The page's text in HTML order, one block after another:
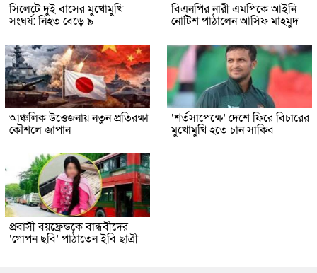
সিলেটে দুই বাসের মুখোমুখি
সংঘর্ষ: নিহত বেড়ে ৯
বিএনপির নারী এমপিকে আইনি
নোটিশ পাঠালেন আসিফ মাহমুদ
আঞ্চলিক উত্তেজনায় নতুন প্রতিরক্ষা
কৌশলে জাপান
‘শর্তসাপেক্ষে’ দেশে ফিরে বিচারের
মুখোমুখি হতে চান সাকিব
প্রবাসী বয়ফ্রেন্ডকে বান্ধবীদের
‘গোপন ছবি’ পাঠাতেন ইবি ছাত্রী